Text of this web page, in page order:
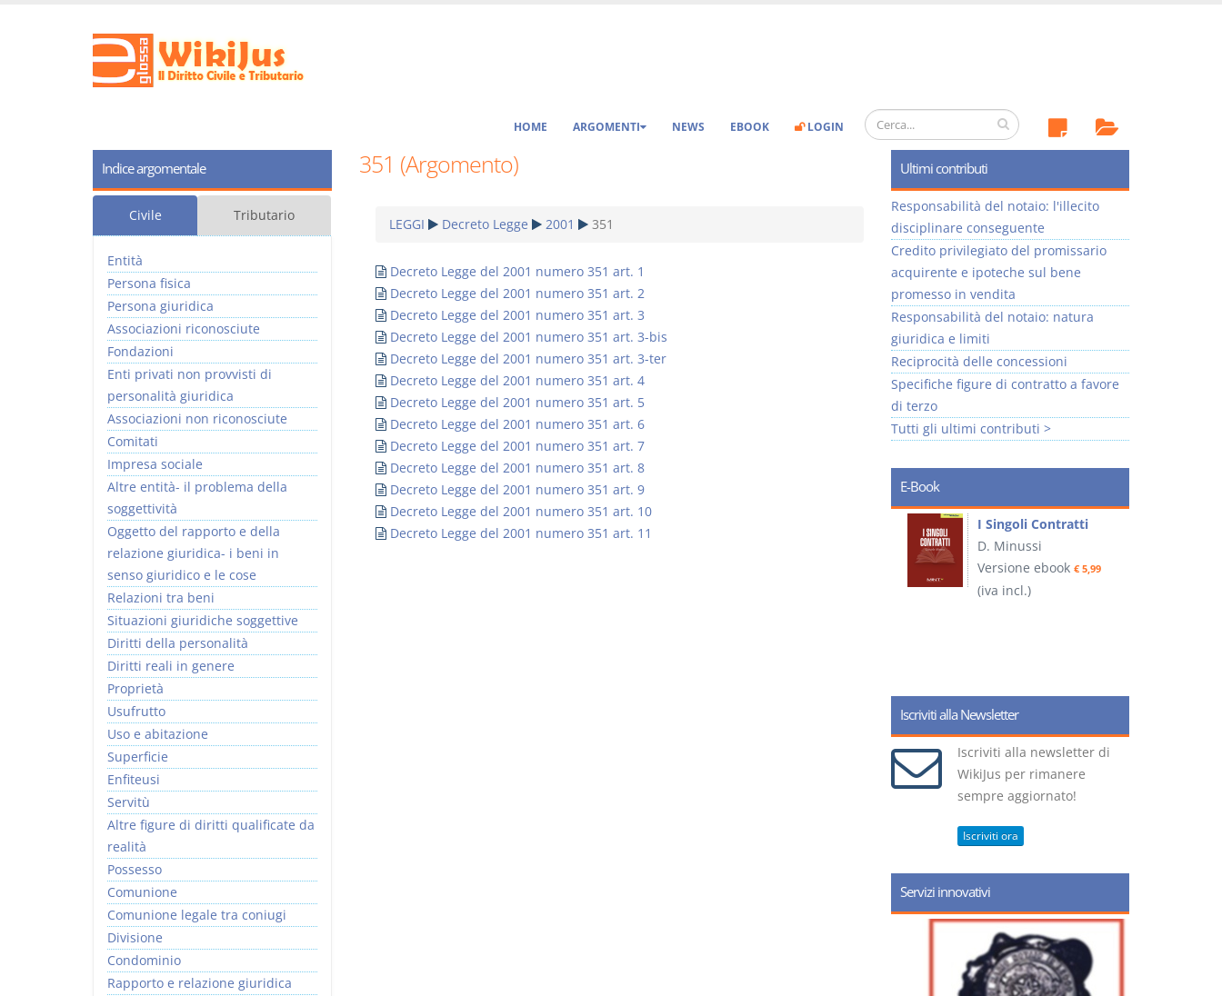
HOME ARGOMENTI NEWS EBOOK LOGIN
351 (Argomento)
LEGGI Decreto Legge 2001 351
Decreto Legge del 2001 numero 351 art. 1
Decreto Legge del 2001 numero 351 art. 2
Decreto Legge del 2001 numero 351 art. 3
Decreto Legge del 2001 numero 351 art. 3-bis
Decreto Legge del 2001 numero 351 art. 3-ter
Decreto Legge del 2001 numero 351 art. 4
Decreto Legge del 2001 numero 351 art. 5
Decreto Legge del 2001 numero 351 art. 6
Decreto Legge del 2001 numero 351 art. 7
Decreto Legge del 2001 numero 351 art. 8
Decreto Legge del 2001 numero 351 art. 9
Decreto Legge del 2001 numero 351 art. 10
Decreto Legge del 2001 numero 351 art. 11
Indice argomentale
Civile Tributario
Entità
Persona fisica
Persona giuridica
Associazioni riconosciute
Fondazioni
Enti privati non provvisti di
personalità giuridica
Associazioni non riconosciute
Comitati
Impresa sociale
Altre entità- il problema della
soggettività
Oggetto del rapporto e della
relazione giuridica- i beni in
senso giuridico e le cose
Relazioni tra beni
Situazioni giuridiche soggettive
Diritti della personalità
Diritti reali in genere
Proprietà
Usufrutto
Uso e abitazione
Superficie
Enfiteusi
Servitù
Altre figure di diritti qualificate da
realità
Possesso
Comunione
Comunione legale tra coniugi
Divisione
Condominio
Rapporto e relazione giuridica
Ultimi contributi
Responsabilità del notaio: l'illecito
disciplinare conseguente
Credito privilegiato del promissario
acquirente e ipoteche sul bene
promesso in vendita
Responsabilità del notaio: natura
giuridica e limiti
Reciprocità delle concessioni
Specifiche figure di contratto a favore
di terzo
Tutti gli ultimi contributi >
E-Book
I Vincoli Preliminari
Versione ebook€ 4,19
Usufrutto Uso e
Abitazione
Versione ebook
(iva incl.)
I Singoli Contratti
D. Minussi
Versione ebook € 5,99
(iva incl.)
Iscriviti alla Newsletter
Iscriviti alla newsletter di
WikiJus per rimanere
sempre aggiornato!
Iscriviti ora
Servizi innovativi